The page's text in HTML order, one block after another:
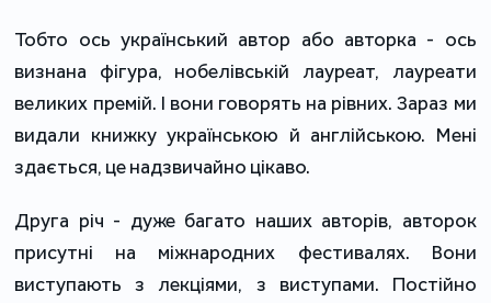
Тобто ось український автор або авторка - ось
визнана фігура, нобелівській лауреат, лауреати
великих премій. І вони говорять на рівних. Зараз ми
видали книжку українською й англійською. Мені
здається, це надзвичайно цікаво.
Друга річ - дуже багато наших авторів, авторок
присутні на міжнародних фестивалях. Вони
виступають з лекціями, з виступами. Постійно